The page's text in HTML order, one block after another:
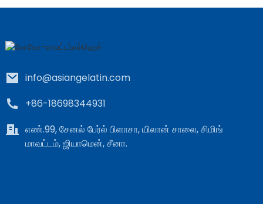
info@asiangelatin.com
+86-18698344931
எண்.99, சேனல் பேர்ல் பிளாசா, யிலான் சாலை, சிமிங்
மாவட்டம், ஜியாமென், சீனா.